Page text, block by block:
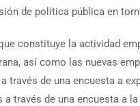
de política pública en
constituye la actividad
así como las nuevas
través de una encuesta a
a través de una encuesta a